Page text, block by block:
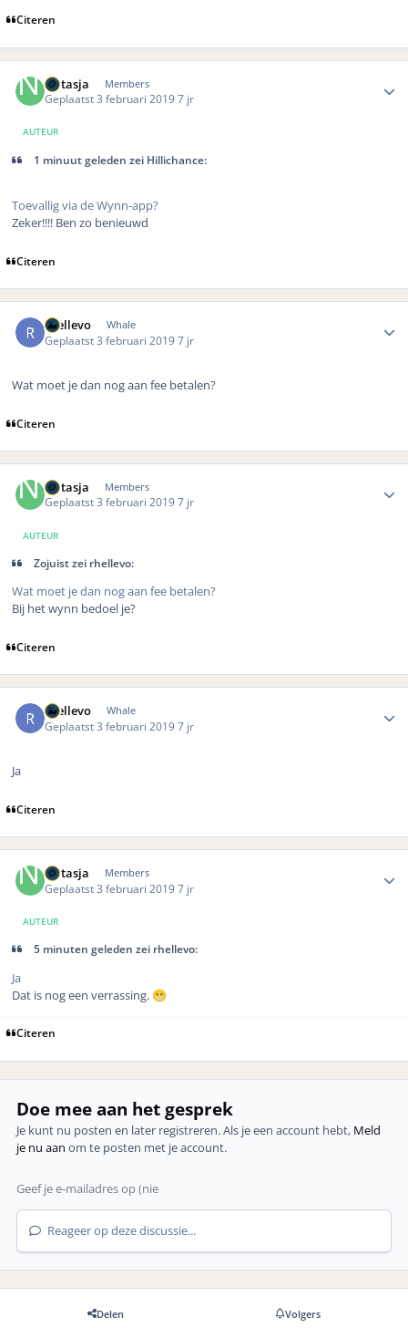
Citeren
Natasja Members
Geplaatst3 februari 20197 jr
AUTEUR
1 minuut geleden zei Hillichance:
Toevallig via de Wynn-app?
Zeker!!!! Ben zo benieuwd
Citeren
rhellevo Whale
Geplaatst 3 februari 20197 jr
Wat moet je dan nog aan fee betalen?
Citeren
Natasja Members
Geplaatst3 februari 20197 jr
AUTEUR
Zojuist zei rhellevo:
Wat moet je dan nog aan fee betalen?
Bij het wynn bedoel je?
Citeren
rhellevo Whale
Geplaatst 3 februari 20197 jr
Ja
Citeren
Natasja Members
Geplaatst 3 februari 20197 jr
AUTEUR
5 minuten geleden zei rhellevo:
Ja
Dat is nog een verrassing. 😬
Citeren
Doe mee aan het gesprek
Je kunt nu posten en later registreren. Als je een account hebt, Meld
je nu aan om te posten met je account.
Reageer op deze discussie...
Delen Volgers